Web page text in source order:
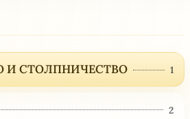
И СТОЛПНИЧЕСТВО 1
2